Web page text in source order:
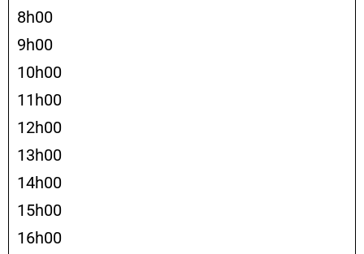
8h00
9h00
10h00
11h00
12h00
13h00
14h00
15h00
16h00